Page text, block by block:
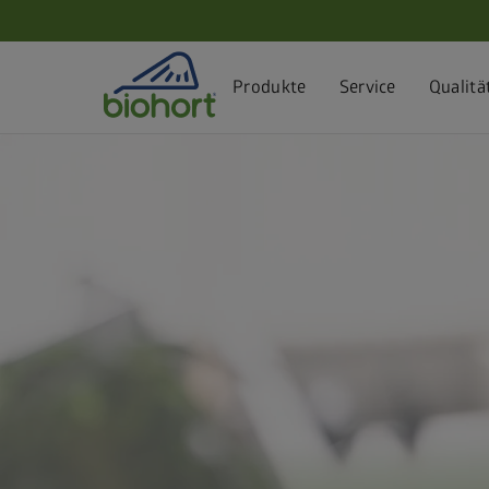
Produkte Service